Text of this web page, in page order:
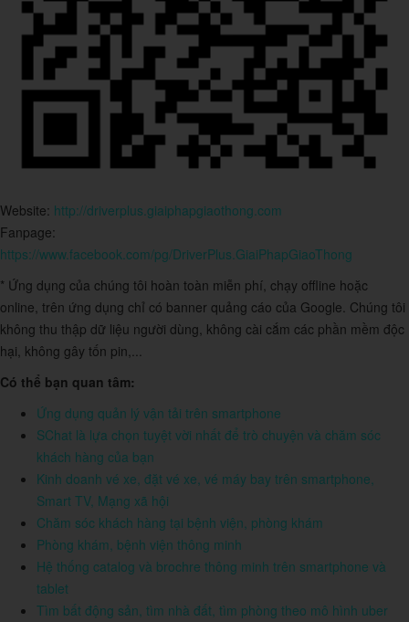
Website: http://driverplus.giaiphapgiaothong.com
Fanpage:
https://www.facebook.com/pg/DriverPlus.GiaiPhapGiaoThong
* Ứng dụng của chúng tôi hoàn toàn miễn phí, chạy offline hoặc
online, trên ứng dụng chỉ có banner quảng cáo của Google. Chúng tôi
không thu thập dữ liệu người dùng, không cài cắm các phần mềm độc
hại, không gây tốn pin,...
Có thể bạn quan tâm:
Ứng dụng quản lý vận tải trên smartphone
SChat là lựa chọn tuyệt vời nhất để trò chuyện và chăm sóc
khách hàng của bạn
Kinh doanh vé xe, đặt vé xe, vé máy bay trên smartphone,
Smart TV, Mạng xã hội
Chăm sóc khách hàng tại bệnh viện, phòng khám
Phòng khám, bệnh viện thông minh
Hệ thống catalog và brochre thông minh trên smartphone và
tablet
Tìm bất động sản, tìm nhà đất, tìm phòng theo mô hình uber